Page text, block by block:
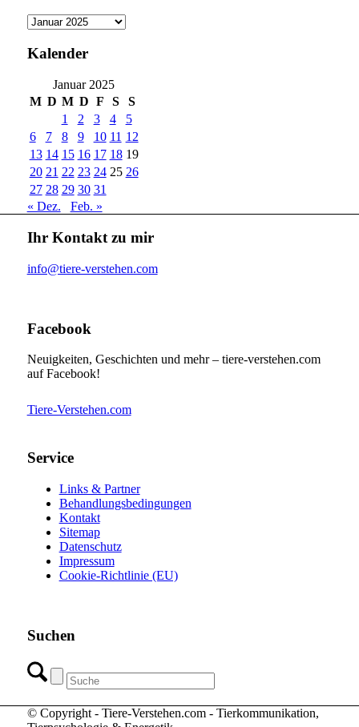
Archiv
Kalender
Januar 2025
M D M D F S
S
1
2 3 4
5
6
7 8 9 10 11 12
13 14 15 16 17 18 19
20 21 22 23 24 25 26
27 28 29 30 31
« Dez.
Feb. »
Ihr Kontakt zu mir
info@tiere-verstehen.com
Facebook
Neuigkeiten, Geschichten und mehr – tiere-verstehen.com
auf Facebook!
Tiere-Verstehen.com
Service
Links & Partner
Behandlungsbedingungen
Kontakt
Sitemap
Datenschutz
Impressum
Cookie-Richtlinie (EU)
Suchen
© Copyright - Tiere-Verstehen.com - Tierkommunikation,